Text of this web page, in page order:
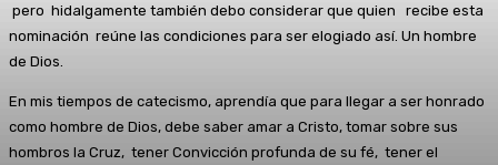
pero hidalgamente también debo considerar que quien recibe esta
nominación reúne las condiciones para ser elogiado así. Un hombre
de Dios.
En mis tiempos de catecismo, aprendía que para llegar a ser honrado
como hombre de Dios, debe saber amar a Cristo, tomar sobre sus
hombros la Cruz, tener Convicción profunda de su fé, tener el